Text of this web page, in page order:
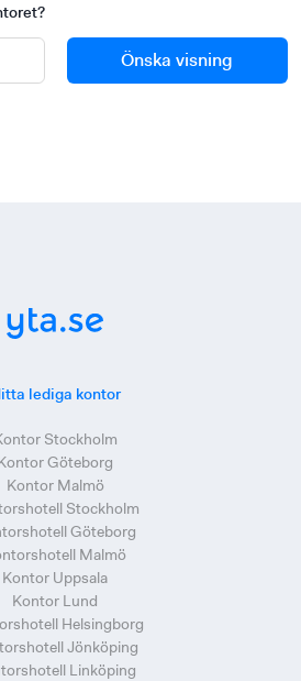
Önska visning
lediga kontor
Stockholm
Göteborg
Kontor Malmö
Stockholm
Göteborg
Malmö
Kontor Uppsala
Kontor Lund
Helsingborg
Jönköping
Linköping